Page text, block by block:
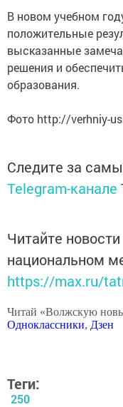
В новом учебном
положительные
высказанные
решения и
образования.
Фото http://verhniy-
Следите за
Telegram-канале
Читайте
национальном
https://max.ru/
Читай «Волжскую
Одноклассники, Дзен
Теги:
250